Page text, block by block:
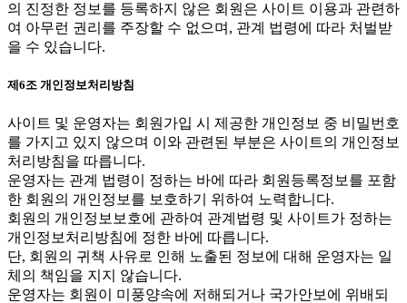
의 진정한 정보를 등록하지 않은 회원은 사이트 이용과 관련하
여 아무런 권리를 주장할 수 없으며, 관계 법령에 따라 처벌받
을 수 있습니다.
제6조 개인정보처리방침
사이트 및 운영자는 회원가입 시 제공한 개인정보 중 비밀번호
를 가지고 있지 않으며 이와 관련된 부분은 사이트의 개인정보
처리방침을 따릅니다.
운영자는 관계 법령이 정하는 바에 따라 회원등록정보를 포함
한 회원의 개인정보를 보호하기 위하여 노력합니다.
회원의 개인정보보호에 관하여 관계법령 및 사이트가 정하는
개인정보처리방침에 정한 바에 따릅니다.
단, 회원의 귀책 사유로 인해 노출된 정보에 대해 운영자는 일
체의 책임을 지지 않습니다.
운영자는 회원이 미풍양속에 저해되거나 국가안보에 위배되